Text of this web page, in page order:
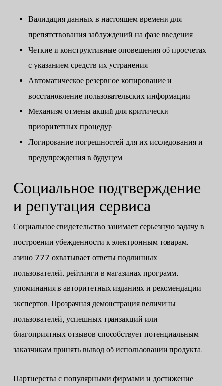
Валидация данных в настоящем времени для
препятствования заблуждений на фазе введения
Четкие и конструктивные оповещения об просчетах
с указанием средств их устранения
Автоматическое резервное копирование и
восстановление пользовательских информации
Механизм отмены акций для критически
приоритетных процедур
Логирование погрешностей для их исследования и
предупреждения в будущем
Социальное подтверждение
и репутация сервиса
Социальное свидетельство занимает серьезную задачу в
построении убежденности к электронным товарам.
азино 777 охватывает ответы подлинных
пользователей, рейтинги в магазинах программ,
упоминания в авторитетных изданиях и рекомендации
экспертов. Прозрачная демонстрация величины
пользователей, успешных транзакций или
благоприятных отзывов способствует потенциальным
заказчикам принять вывод об использовании продукта.
Партнерства с популярными фирмами и достижение